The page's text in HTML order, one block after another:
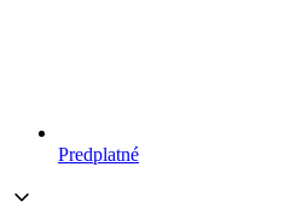
Predplatné